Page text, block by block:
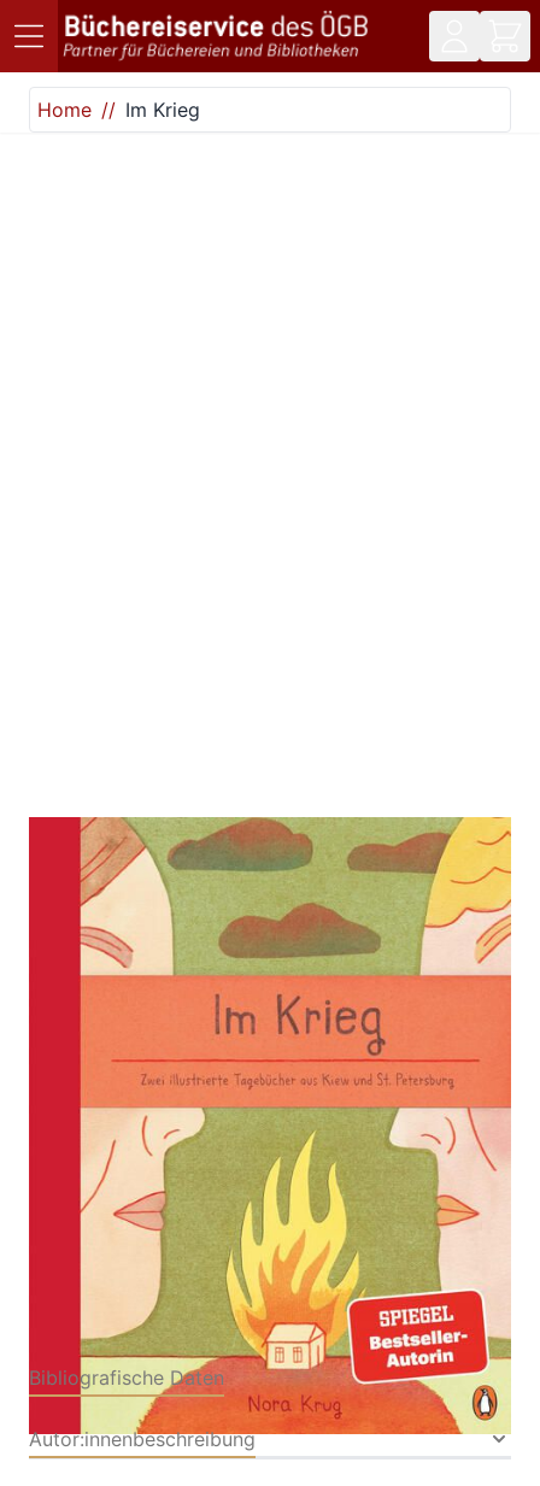
Direkt zum Inhalt
Home
Im Krieg
Im Krieg
Zur Wunschliste hinzufügen
Zwei illustrierte Tagebücher aus Kiew und St.
Nora Krug
Verlag: Penguin 14.02.2024
Buch 128 Seiten
ISBN: 978-3-
32860325-2
Bibliografische Daten
Autor:innenbeschreibung